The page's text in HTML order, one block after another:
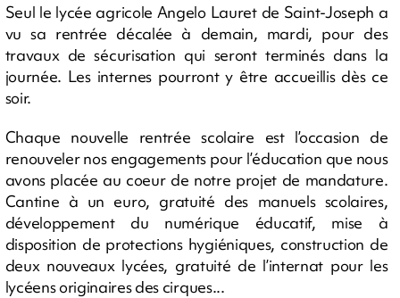
Seul le lycée agricole Angelo Lauret de Saint-Joseph a
vu sa rentrée décalée à demain, mardi, pour des
travaux de sécurisation qui seront terminés dans la
journée. Les internes pourront y être accueillis dès ce
soir.
Chaque nouvelle rentrée scolaire est l’occasion de
renouveler nos engagements pour l’éducation que nous
avons placée au coeur de notre projet de mandature.
Cantine à un euro, gratuité des manuels scolaires,
développement du numérique éducatif, mise à
disposition de protections hygiéniques, construction de
deux nouveaux lycées, gratuité de l’internat pour les
lycéens originaires des cirques...